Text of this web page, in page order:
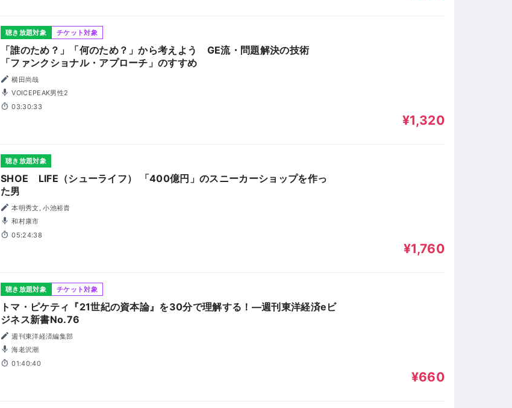
聴き放題対象 チケット対象
「誰のため？」「何のため？」から考えよう GE流・問題解決の技術
「ファンクショナル・アプローチ」のすすめ
横田尚哉
VOICEPEAK男性2
03:30:33
¥1,320
聴き放題対象
SHOE LIFE（シューライフ） 「400億円」のスニーカーショップを作っ
た男
本明秀文, 小池裕貴
和村康市
05:24:38
¥1,760
聴き放題対象 チケット対象
トマ・ピケティ『21世紀の資本論』を30分で理解する！―週刊東洋経済eビ
ジネス新書No.76
週刊東洋経済編集部
海老沢潮
01:40:40
¥660